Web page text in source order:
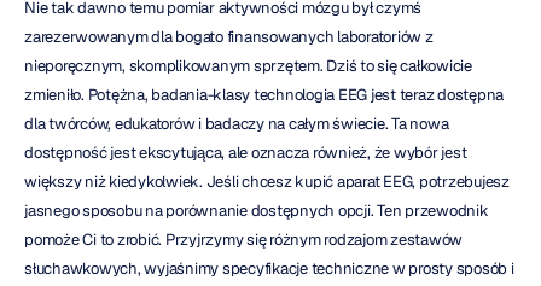
Nie tak dawno temu pomiar aktywności mózgu był czymś
zarezerwowanym dla bogato finansowanych laboratoriów z
nieporęcznym, skomplikowanym sprzętem. Dziś to się całkowicie
zmieniło. Potężna, badania-klasy technologia EEG jest teraz dostępna
dla twórców, edukatorów i badaczy na całym świecie. Ta nowa
dostępność jest ekscytująca, ale oznacza również, że wybór jest
większy niż kiedykolwiek. Jeśli chcesz kupić aparat EEG, potrzebujesz
jasnego sposobu na porównanie dostępnych opcji. Ten przewodnik
pomoże Ci to zrobić. Przyjrzymy się różnym rodzajom zestawów
słuchawkowych, wyjaśnimy specyfikacje techniczne w prosty sposób i